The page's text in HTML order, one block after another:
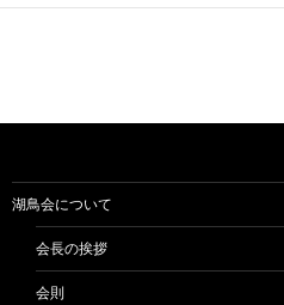
湖鳥会について
会長の挨拶
会則